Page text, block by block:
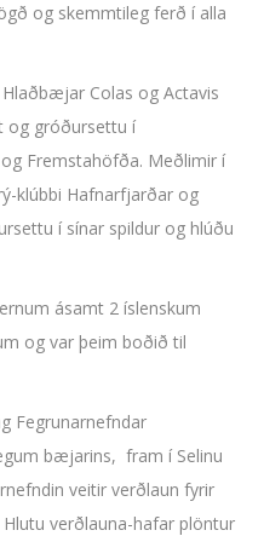
og skemmtileg ferð í alla
Colas og Actavis
og gróðursettu í
Fremstahöfða. Meðlimir í
klúbbi Hafnarfjarðar og
í sínar spildur og hlúðu
ásamt 2 íslenskum
og var þeim boðið til
Fegrunarnefndar
bæjarins, fram í Selinu
veitir verðlaun fyrir
verðlauna-hafar plöntur